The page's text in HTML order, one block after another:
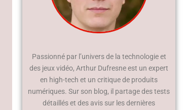
Passionné par l’univers de la technologie et
des jeux vidéo, Arthur Dufresne est un expert
en high-tech et un critique de produits
numériques. Sur son blog, il partage des tests
détaillés et des avis sur les dernières